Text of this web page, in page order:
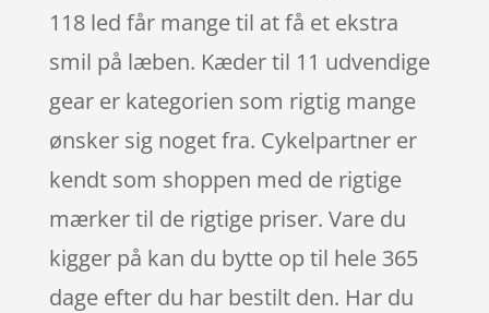
118 led får mange til at få et ekstra
smil på læben. Kæder til 11 udvendige
gear er kategorien som rigtig mange
ønsker sig noget fra. Cykelpartner er
kendt som shoppen med de rigtige
mærker til de rigtige priser. Vare du
kigger på kan du bytte op til hele 365
dage efter du har bestilt den. Har du